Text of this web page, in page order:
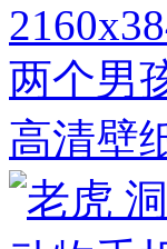
两个男
高清壁